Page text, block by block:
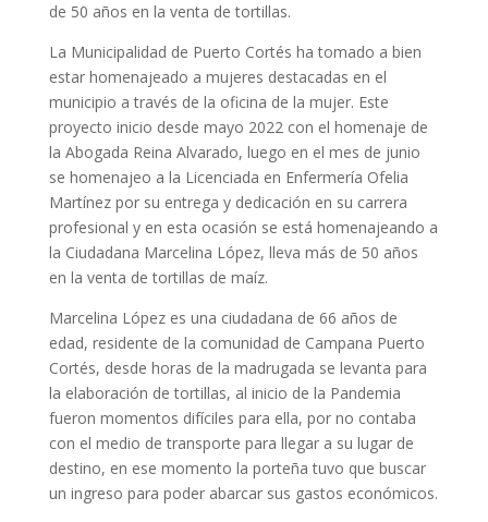
de 50 años en la venta de tortillas.
La Municipalidad de Puerto Cortés ha tomado a bien
estar homenajeado a mujeres destacadas en el
municipio a través de la oficina de la mujer. Este
proyecto inicio desde mayo 2022 con el homenaje de
la Abogada Reina Alvarado, luego en el mes de junio
se homenajeo a la Licenciada en Enfermería Ofelia
Martínez por su entrega y dedicación en su carrera
profesional y en esta ocasión se está homenajeando a
la Ciudadana Marcelina López, lleva más de 50 años
en la venta de tortillas de maíz.
Marcelina López es una ciudadana de 66 años de
edad, residente de la comunidad de Campana Puerto
Cortés, desde horas de la madrugada se levanta para
la elaboración de tortillas, al inicio de la Pandemia
fueron momentos difíciles para ella, por no contaba
con el medio de transporte para llegar a su lugar de
destino, en ese momento la porteña tuvo que buscar
un ingreso para poder abarcar sus gastos económicos.